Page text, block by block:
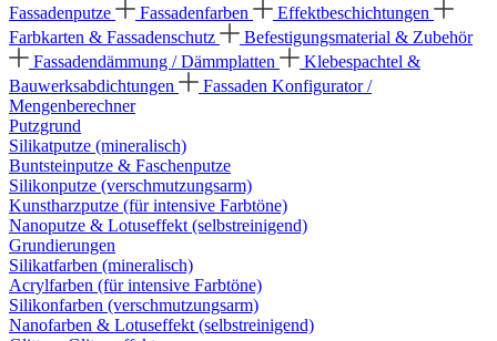
Fassadenputze
Fassadenfarben
Effektbeschichtungen
Farbkarten & Fassadenschutz
Befestigungsmaterial & Zubehör
Fassadendämmung / Dämmplatten
Klebespachtel &
Bauwerksabdichtungen
Fassaden Konfigurator /
Mengenberechner
Putzgrund
Silikatputze (mineralisch)
Buntsteinputze & Faschenputze
Silikonputze (verschmutzungsarm)
Kunstharzputze (für intensive Farbtöne)
Nanoputze & Lotuseffekt (selbstreinigend)
Grundierungen
Silikatfarben (mineralisch)
Acrylfarben (für intensive Farbtöne)
Silikonfarben (verschmutzungsarm)
Nanofarben & Lotuseffekt (selbstreinigend)